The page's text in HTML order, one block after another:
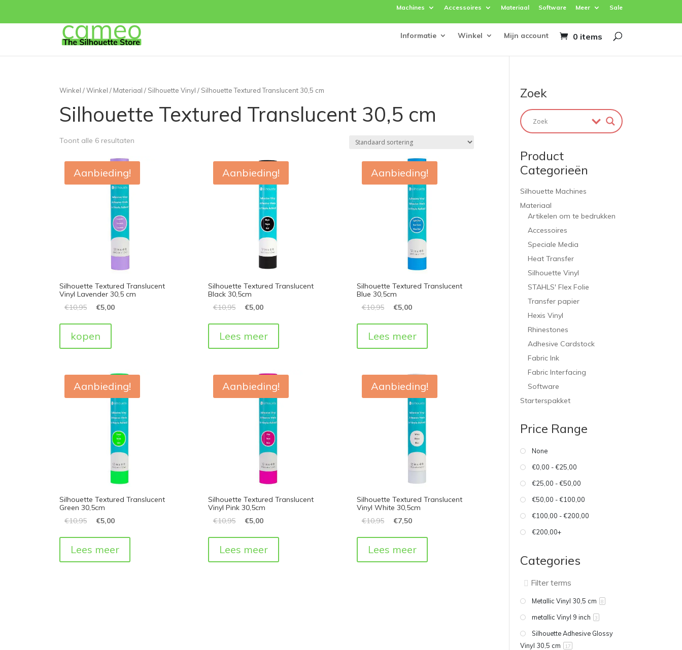
Machines Accessoires Materiaal Software Meer Sale
Informatie Winkel Mijn account 0 items
Winkel /Winkel / Materiaal / Silhouette Vinyl / Silhouette Textured Translucent 30,5 cm
Silhouette Textured Translucent 30,5 cm
Toont alle 6 resultaten
Aanbieding!
Silhouette Textured Translucent
Vinyl Lavender 30,5 cm
€10,95 €5,00
kopen
Aanbieding!
Silhouette Textured Translucent
Black 30,5cm
€10,95 €5,00
Lees meer
Aanbieding!
Silhouette Textured Translucent
Blue 30,5cm
€10,95 €5,00
Lees meer
Aanbieding!
Silhouette Textured Translucent
Green 30,5cm
€10,95 €5,00
Lees meer
Aanbieding!
Silhouette Textured Translucent
Vinyl Pink 30,5cm
€10,95 €5,00
Lees meer
Aanbieding!
Silhouette Textured Translucent
Vinyl White 30,5cm
€10,95 €7,50
Lees meer
Zoek
Product
Categorieën
Silhouette Machines
Materiaal
Artikelen om te bedrukken
Accessoires
Speciale Media
Heat Transfer
Silhouette Vinyl
STAHLS' Flex Folie
Transfer papier
Hexis Vinyl
Rhinestones
Adhesive Cardstock
Fabric Ink
Fabric Interfacing
Software
Starterspakket
Price Range
None
€0,00 - €25,00
€25,00 - €50,00
€50,00 - €100,00
€100,00 - €200,00
€200,00+
Categories
Metallic Vinyl 30,5 cm 8
metallic Vinyl 9 inch 3
Silhouette Adhesive Glossy
Vinyl 30,5 cm
17